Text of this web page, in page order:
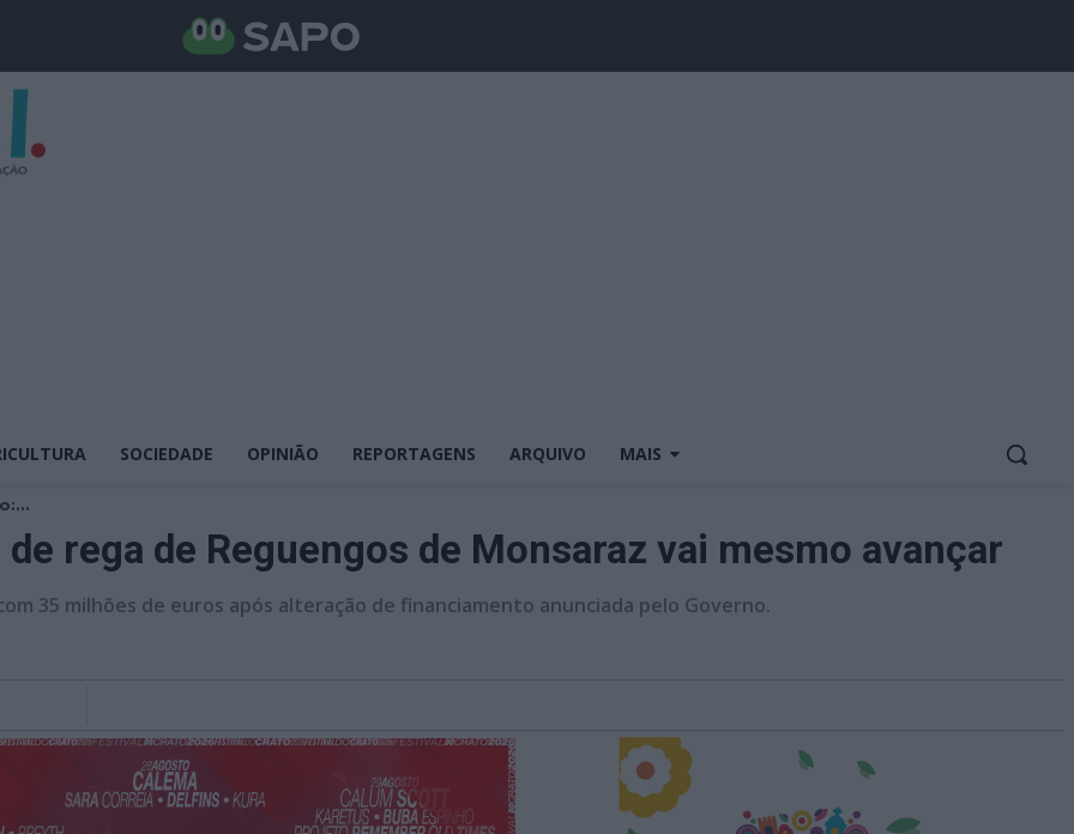
SOCIEDADE OPINIÃO REPORTAGENS ARQUIVO MAIS
rega de Reguengos de Monsaraz vai mesmo avançar
35 milhões de euros após alteração de financiamento anunciada pelo Governo.